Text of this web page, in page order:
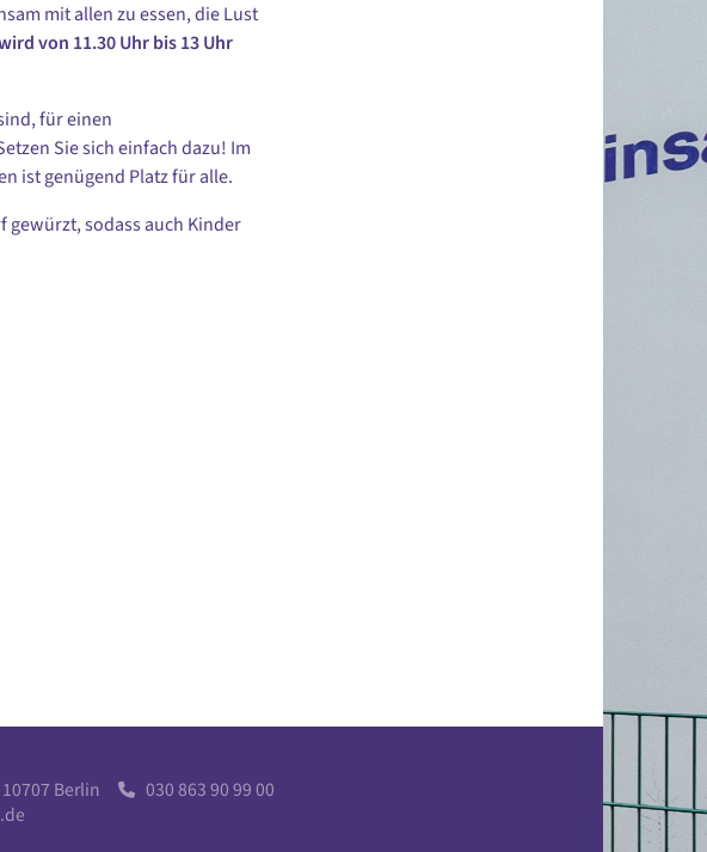
mit allen zu essen, die Lust
von 11.30 Uhr bis 13 Uhr
für einen
Sie sich einfach dazu! Im
ist genügend Platz für alle.
gewürzt, sodass auch Kinder
10707 Berlin  030 863 90 99 00